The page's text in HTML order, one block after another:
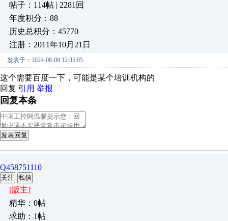
帖子：114帖 | 2281回
年度积分：88
历史总积分：45770
注册：2011年10月21日
发表于：2024-08-09 12:35:05
这个需要百度一下，可能是某个培训机构的
回复 引用 举报
回复本条
发表回复
Q458751110
关注 私信
[版主]
精华：0帖
求助：1帖